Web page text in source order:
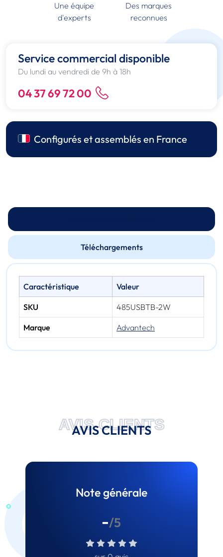
Une équipe
d'experts
Des marques
reconnues
Service commercial disponible
Du lundi au vendredi de 9h à 18h
04 37 69 72 00
Configurés et assemblés en France
Téléchargements
Caractéristique Valeur
SKU 485USBTB-2W
Marque Advantech
AVIS CLIENTS
AVIS CLIENTS
Note générale
-/5